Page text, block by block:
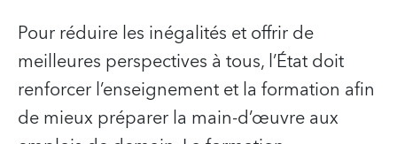
Pour réduire les inégalités et offrir de
meilleures perspectives à tous, l’État doit
renforcer l’enseignement et la formation afin
de mieux préparer la main-d’œuvre aux